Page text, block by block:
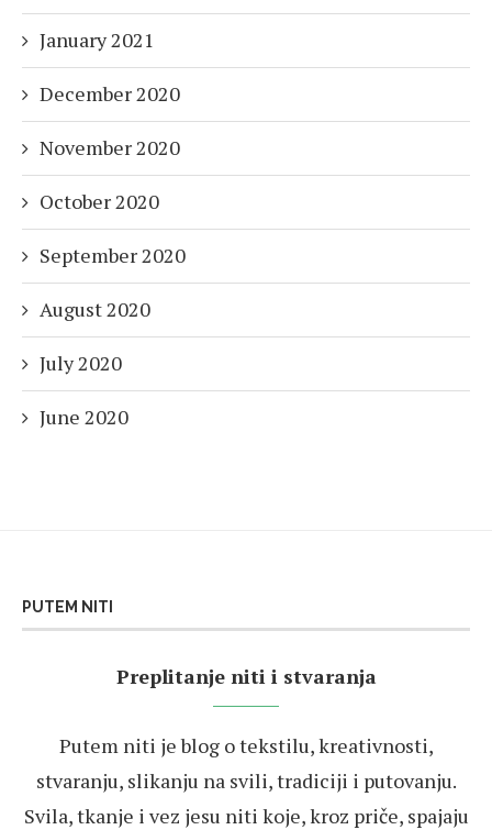
January 2021
December 2020
November 2020
October 2020
September 2020
August 2020
July 2020
June 2020
PUTEM NITI
Preplitanje niti i stvaranja
Putem niti je blog o tekstilu, kreativnosti,
stvaranju, slikanju na svili, tradiciji i putovanju.
Svila, tkanje i vez jesu niti koje, kroz priče, spajaju